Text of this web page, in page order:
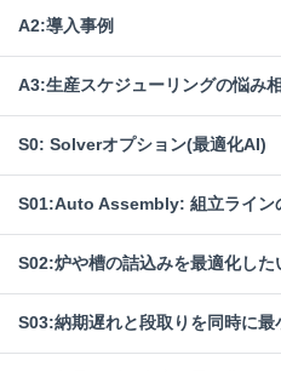
A2:導入事例
A3:生産スケジューリングの悩み
S0: Solverオプション(最適化AI)
S01:Auto Assembly: 組立ライン
S02:炉や槽の詰込みを最適化した
S03:納期遅れと段取りを同時に最